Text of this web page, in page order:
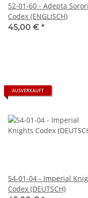
52-01-60 - Adepta
Codex (ENGLISCH)
45,00 € *
AUSVERKAUFT
54-01-04 - Imperial
Codex (DEUTSCH)